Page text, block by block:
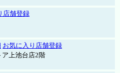
店舗登録
お気に入り店舗登録
ア上池台店2階